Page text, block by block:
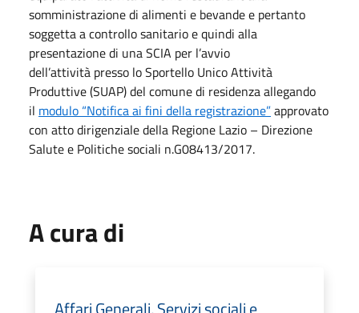
somministrazione di alimenti e bevande e pertanto
soggetta a controllo sanitario e quindi alla
presentazione di una SCIA per l’avvio
dell’attività presso lo Sportello Unico Attività
Produttive (SUAP) del comune di residenza allegando
il modulo “Notifica ai fini della registrazione”approvato
con atto dirigenziale della Regione Lazio – Direzione
Salute e Politiche sociali n.G08413/2017.
A cura di